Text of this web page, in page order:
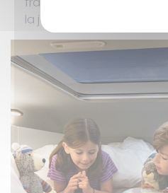
la joie de partir en road trip.